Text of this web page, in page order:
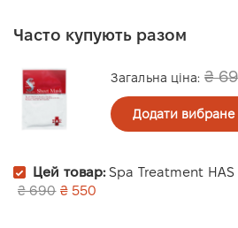
Часто купують разом
Загальна ціна: ₴
Додати
Цей товар:Spa Treatment HAS
₴ 690 ₴ 550